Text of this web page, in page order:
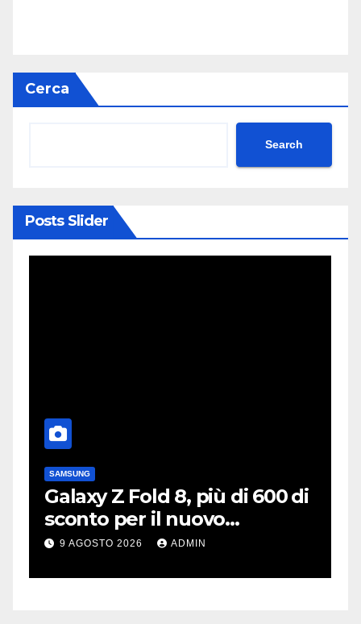
Cerca
Search
Posts Slider
SAMSUNG
Galaxy Z Fold 8, più di 600 di
sconto per il nuovo
pieghevole di Samsung
9 AGOSTO 2026 ADMIN